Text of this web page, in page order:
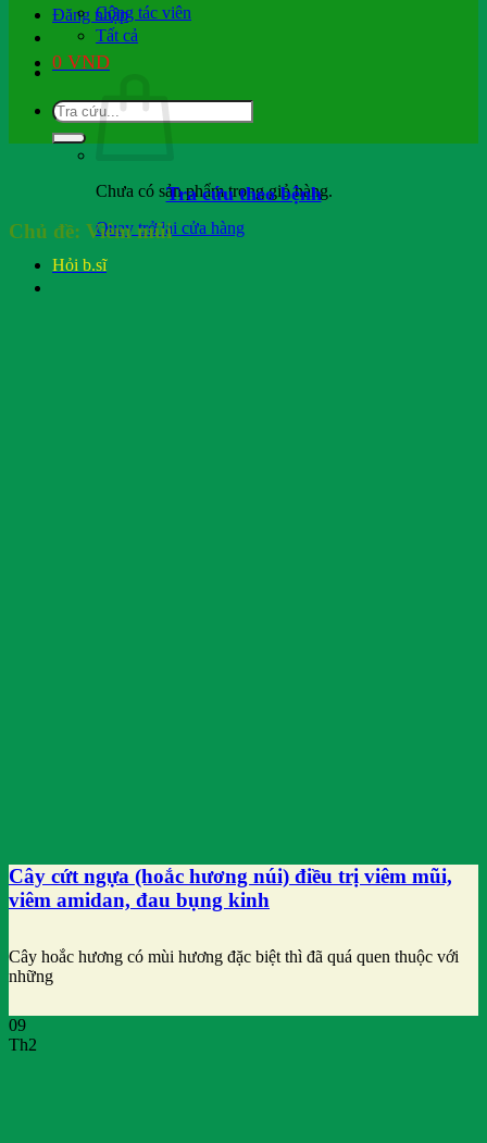
Đăng nhập
0 VND
Chưa có sản phẩm trong giỏ hàng.
Quay trở lại cửa hàng
Hỏi b.sĩ
Cộng tác viên
Tất cả
Tra cứu theo bệnh
Chủ đề: Viêm mũi
Cây cứt ngựa (hoắc hương núi) điều trị viêm mũi,
viêm amidan, đau bụng kinh
Cây hoắc hương có mùi hương đặc biệt thì đã quá quen thuộc với
những
09
Th2